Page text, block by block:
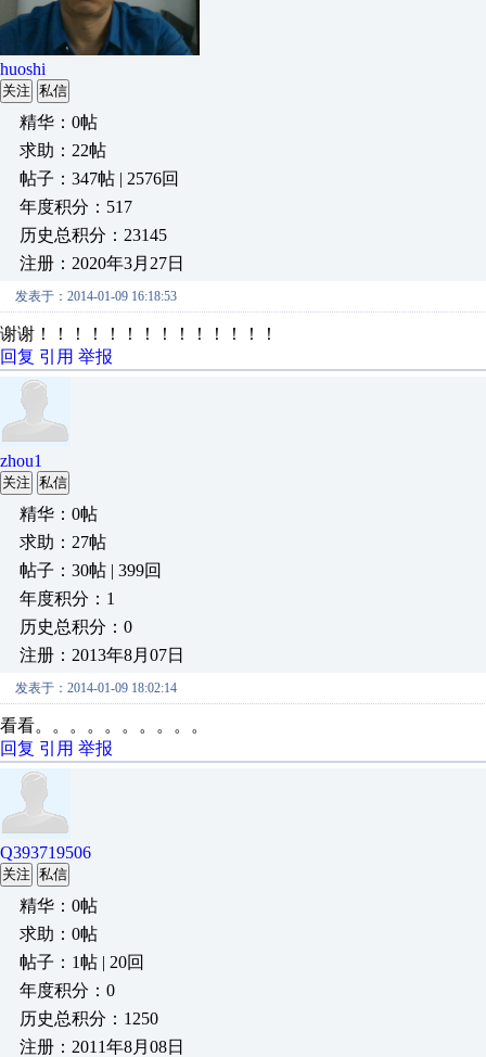
huoshi
关注 私信
精华：0帖
求助：22帖
帖子：347帖 | 2576回
年度积分：517
历史总积分：23145
注册：2020年3月27日
发表于：2014-01-09 16:18:53
谢谢！！！！！！！！！！！！！！
回复 引用 举报
zhou1
关注 私信
精华：0帖
求助：27帖
帖子：30帖 | 399回
年度积分：1
历史总积分：0
注册：2013年8月07日
发表于：2014-01-09 18:02:14
看看。。。。。。。。。。
回复 引用 举报
Q393719506
关注 私信
精华：0帖
求助：0帖
帖子：1帖 | 20回
年度积分：0
历史总积分：1250
注册：2011年8月08日